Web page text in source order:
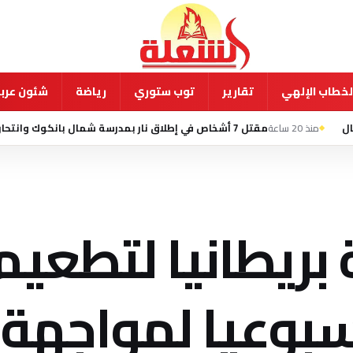
الإلهي تقارير توب ستوري رياضة شئون
مقتل 7 أشخاص في إطلاق نار بمدرسة شمال بانكوك وانتحار الطالب المشتبه به
لمواجهة